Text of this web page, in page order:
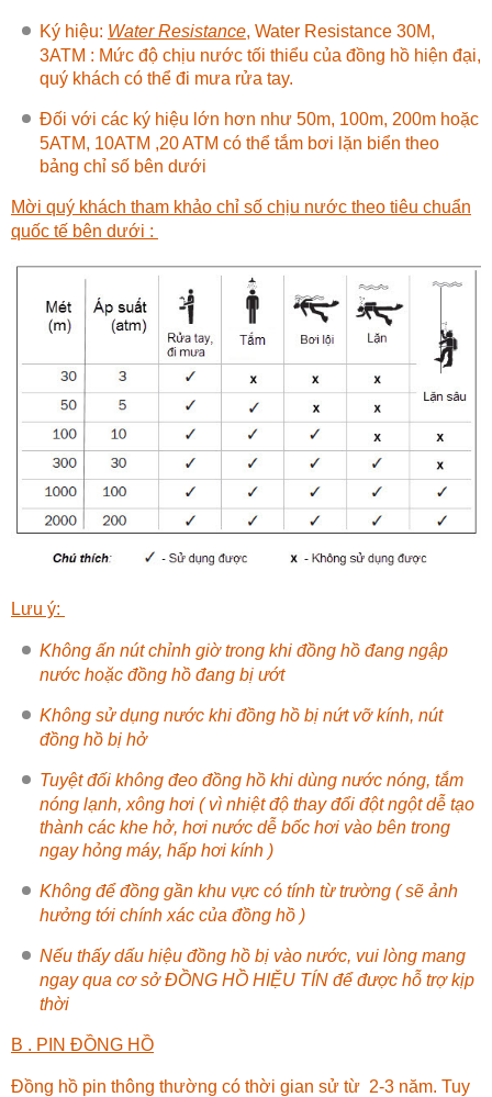
Ký hiệu: Water Resistance, Water Resistance 30M,
3ATM : Mức độ chịu nước tối thiểu của đồng hồ hiện đại,
quý khách có thể đi mưa rửa tay.
Đối với các ký hiệu lớn hơn như 50m, 100m, 200m hoặc
5ATM, 10ATM ,20 ATM có thể tắm bơi lặn biển theo
bảng chỉ số bên dưới
Mời quý khách tham khảo chỉ số chịu nước theo tiêu chuẩn
quốc tế bên dưới :
Lưu ý:
Không ấn nút chỉnh giờ trong khi đồng hồ đang ngập
nước hoặc đồng hồ đang bị ướt
Không sử dụng nước khi đồng hồ bị nứt vỡ kính, nút
đồng hồ bị hở
Tuyệt đối không đeo đồng hồ khi dùng nước nóng, tắm
nóng lạnh, xông hơi ( vì nhiệt độ thay đổi đột ngột dễ tạo
thành các khe hở, hơi nước dễ bốc hơi vào bên trong
ngay hỏng máy, hấp hơi kính )
Không để đồng gần khu vực có tính từ trường ( sẽ ảnh
hưởng tới chính xác của đồng hồ )
Nếu thấy dấu hiệu đồng hồ bị vào nước, vui lòng mang
ngay qua cơ sởĐỒNG HỒ HIỆU TÍN để được hỗ trợ kịp
thời
B . PIN ĐỒNG HỒ
Đồng hồ pin thông thường có thời gian sử từ 2-3 năm. Tuy